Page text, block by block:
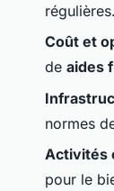
régulières.
Coût et
de aides
normes
Activités
pour le